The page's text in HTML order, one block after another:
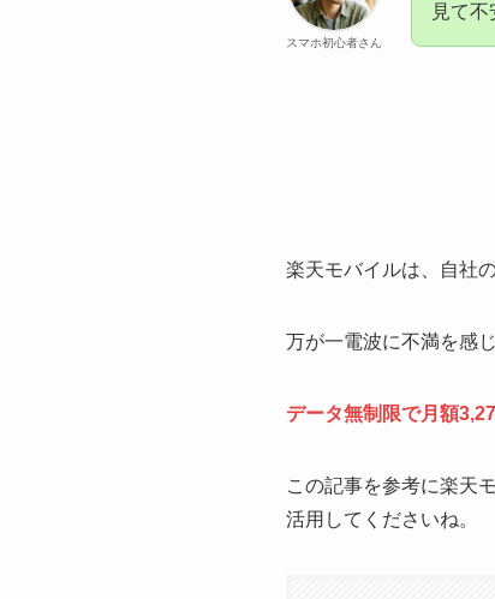
スマホ初心者さん
見て
楽天モバイルは、自社
万が一電波に不満を感
データ無制限で月額
この記事を参考に楽天
活用してくださいね。